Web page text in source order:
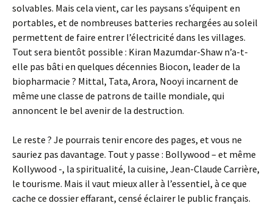
solvables. Mais cela vient, car les paysans s’équipent en
portables, et de nombreuses batteries rechargées au soleil
permettent de faire entrer l’électricité dans les villages.
Tout sera bientôt possible : Kiran Mazumdar-Shaw n’a-t-
elle pas bâti en quelques décennies Biocon, leader de la
biopharmacie ? Mittal, Tata, Arora, Nooyi incarnent de
même une classe de patrons de taille mondiale, qui
annoncent le bel avenir de la destruction.
Le reste ? Je pourrais tenir encore des pages, et vous ne
sauriez pas davantage. Tout y passe : Bollywood – et même
Kollywood -, la spiritualité, la cuisine, Jean-Claude Carrière,
le tourisme. Mais il vaut mieux aller à l’essentiel, à ce que
cache ce dossier effarant, censé éclairer le public français.